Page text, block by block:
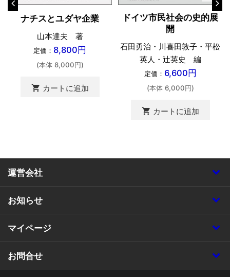
ナチスとユダヤ企業
山本達夫 著
定価： 8,800円
(本体 8,000円)
shopping_cart カートに追加
ドイツ市民社会の史的展
開
石田勇治・川喜田敦子・平松
英人・辻英史 編
定価： 6,600円
(本体 6,000円)
shopping_cart カートに追加
運営会社
お知らせ
マイページ
お問合せ